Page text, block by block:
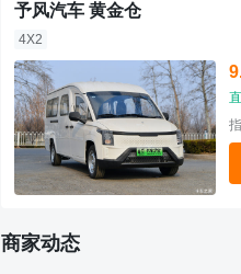
予风汽车 黄金仓
4X2
商家动态